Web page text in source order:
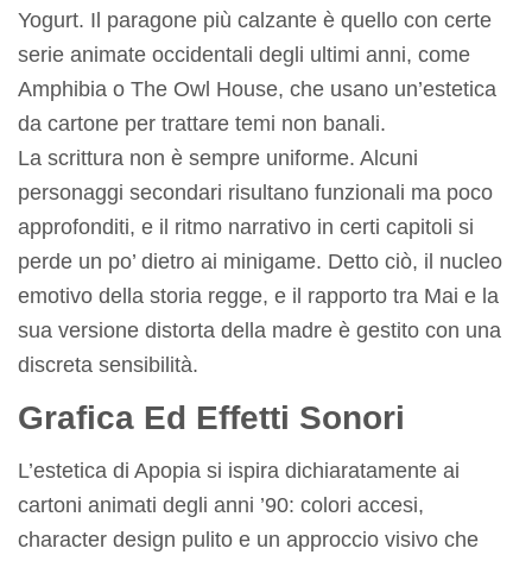
Yogurt. Il paragone più calzante è quello con certe
serie animate occidentali degli ultimi anni, come
Amphibia o The Owl House, che usano un’estetica
da cartone per trattare temi non banali.
La scrittura non è sempre uniforme. Alcuni
personaggi secondari risultano funzionali ma poco
approfonditi, e il ritmo narrativo in certi capitoli si
perde un po’ dietro ai minigame. Detto ciò, il nucleo
emotivo della storia regge, e il rapporto tra Mai e la
sua versione distorta della madre è gestito con una
discreta sensibilità.
Grafica Ed Effetti Sonori
L’estetica di Apopia si ispira dichiaratamente ai
cartoni animati degli anni ’90: colori accesi,
character design pulito e un approccio visivo che